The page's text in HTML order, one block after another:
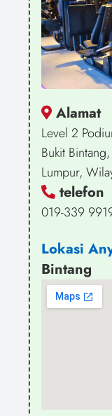
Alamat
Level 2
Bukit
Lumpur,
telefon
019-339
Lokasi
Bintang